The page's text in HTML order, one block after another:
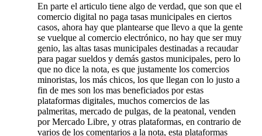
En parte el articulo tiene algo de verdad, que son que el
comercio digital no paga tasas municipales en ciertos
casos, ahora hay que plantearse que llevo a que la gente
se vuelque al comercio electrónico, no hay que ser muy
genio, las altas tasas municipales destinadas a recaudar
para pagar sueldos y demás gastos municipales, pero lo
que no dice la nota, es que justamente los comercios
minoristas, los más chicos, los que llegan con lo justo a
fin de mes son los mas beneficiados por estas
plataformas digitales, muchos comercios de las
palmeritas, mercado de pulgas, de la peatonal, venden
por Mercado Libre, y otras plataformas, en contrario de
varios de los comentarios a la nota, esta plataformas